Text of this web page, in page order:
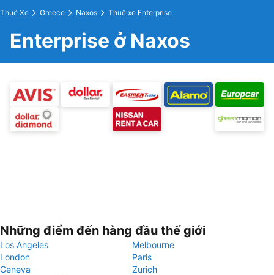
Thuê Xe Greece Naxos Thuê xe Enterprise
Enterprise ở Naxos
Những điểm đến hàng đầu thế giới
Los Angeles
Melbourne
London
Paris
Geneva
Zurich